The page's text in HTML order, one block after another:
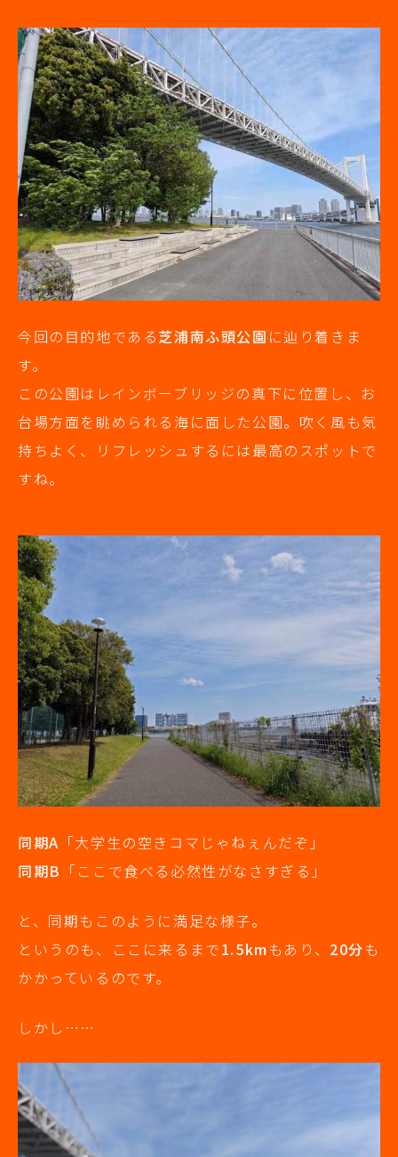
今回の目的地である芝浦南ふ頭公園 に辿り着きま
す。
この公園はレインボーブリッジの真下に位置し、お
台場方面を眺められる海に面した公園。吹く風も気
持ちよく、リフレッシュするには最高のスポットで
すね。
同期A 「大学生の空きコマじゃねぇんだぞ」
同期B 「ここで食べる必然性がなさすぎる」
と、同期もこのように満足な様子。
というのも、ここに来るまで1.5kmもあり、 20分も
かかっているのです。
しかし……